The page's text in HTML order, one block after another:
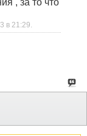
, за то что
в 21:29.